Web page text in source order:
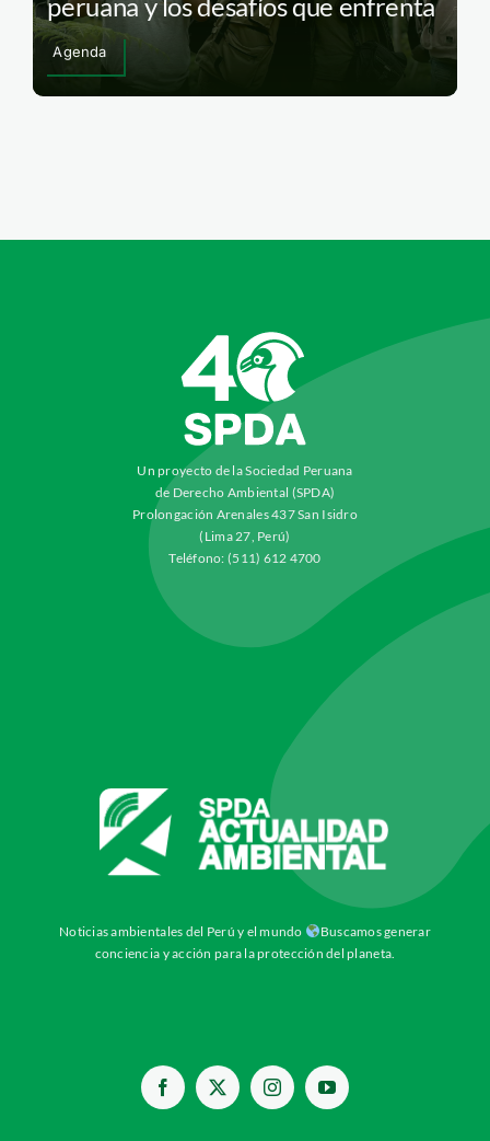
Agenda
Un proyecto de la Sociedad Peruana
de Derecho Ambiental (SPDA)
Prolongación Arenales 437 San Isidro
(Lima 27, Perú)
Teléfono: (511) 612 4700
Noticias ambientales del Perú y el mundo
Buscamos generar
conciencia y acción para la protección del planeta.